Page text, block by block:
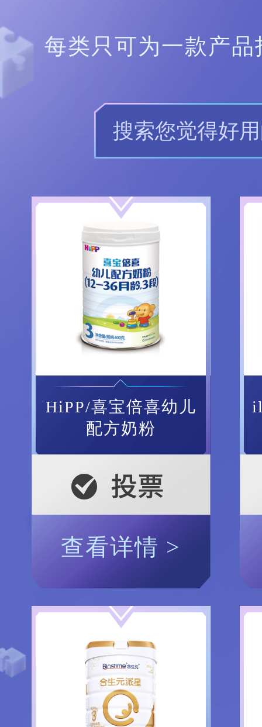
每类只可为一款产品
HiPP/喜宝倍喜幼儿
配方奶粉
查看详情 >